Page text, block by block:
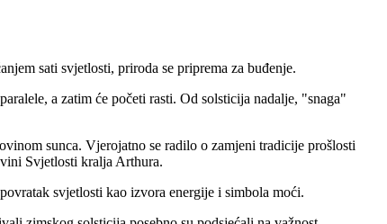
sati svjetlosti, priroda se priprema za buđenje.
a zatim će početi rasti. Od solsticija nadalje, "snaga"
sunca. Vjerojatno se radilo o zamjeni tradicije prošlosti
Svjetlosti kralja Arthura.
svjetlosti kao izvora energije i simbola moći.